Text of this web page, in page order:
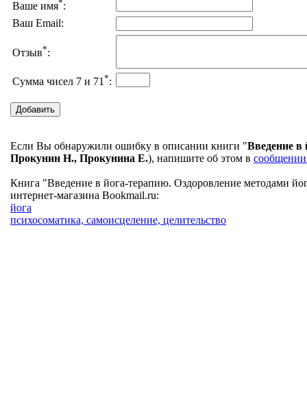
Ваше имя*:
Ваш Email:
Отзыв*:
Сумма чисел 7 и 71*:
Если Вы обнаружили ошибку в описании книги "Введение в
Прокунин Н., Прокунина Е.), напишите об этом в
Книга "Введение в йога-терапию. Оздоровление методами
интернет-магазина Bookmail.ru:
йога
психосоматика, самоисцеление, целительство